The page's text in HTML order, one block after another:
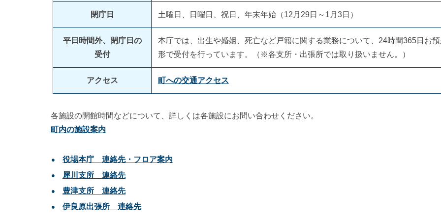
閉庁日 土曜日、日曜日、祝日、年末年始（12月29日～1月3日）
平日時間外、閉庁日の
受付
本庁では、出生や婚姻、死亡など戸籍に関する業務について、24時間365日お
形で受付を行っています。（※各支所・出張所では取り扱いません。）
アクセス 町への交通アクセス
各施設の開館時間などについて、詳しくは各施設にお問い合わせください。
町内の施設案内
役場本庁 連絡先・フロア案内
犀川支所 連絡先
豊津支所 連絡先
伊良原出張所 連絡先